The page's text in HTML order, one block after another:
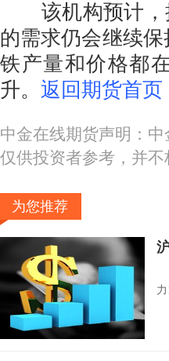
该机构预计，
的需求仍会继续
铁产量和价格都
升。 返回期货首
中金在线期货声明：
仅供投资者参考，并
为您推荐